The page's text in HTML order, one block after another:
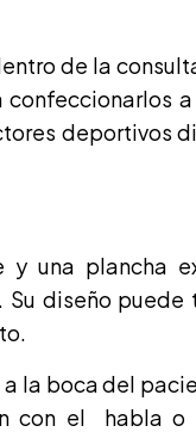
de la
deportivos
y una plancha
diseño
la boca del
con el habla o